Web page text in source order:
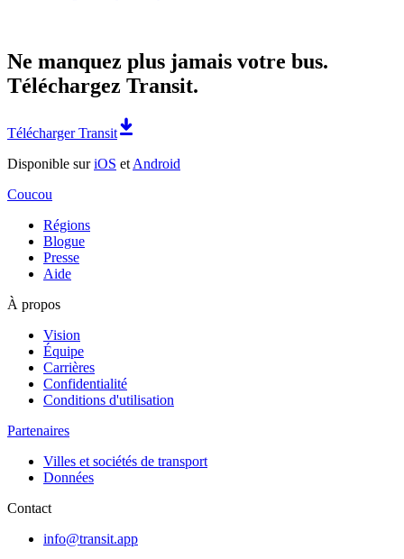
Ne manquez plus jamais votre bus.
Téléchargez Transit.
Télécharger Transit
Disponible suriOS et Android
Coucou
Régions
Blogue
Presse
Aide
À propos
Vision
Équipe
Carrières
Confidentialité
Conditions d'utilisation
Partenaires
Villes et sociétés de transport
Données
Contact
info@transit.app